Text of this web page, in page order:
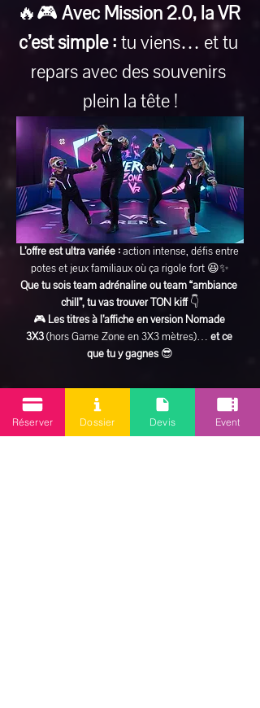
🔥🎮 Avec Mission 2.0, la VR
c’est simple : tu viens… et tu
repars avec des souvenirs
plein la tête !
L’offre est ultra variée : action intense, défis entre
potes et jeux familiaux où ça rigole fort 😆✨
Que tu sois team adrénaline ou team “ambiance
chill”, tu vas trouver TON kiff 👇
🎮 Les titres à l’affiche en version Nomade
3X3 (hors Game Zone en 3X3 mètres)… et ce
que tu y gagnes 😎
En lire plus >
Réserver Dossier Devis Event